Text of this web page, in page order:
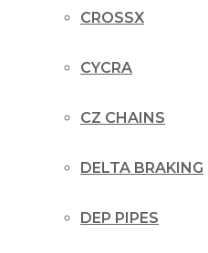
CROSSX
CYCRA
CZ CHAINS
DELTA BRAKING
DEP PIPES